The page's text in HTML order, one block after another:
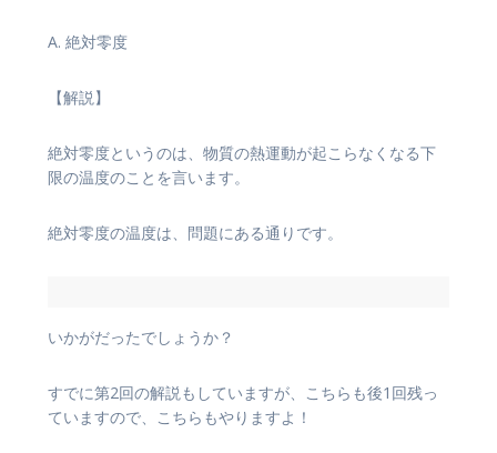
A. 絶対零度
【解説】
絶対零度というのは、物質の熱運動が起こらなくなる下
限の温度のことを言います。
絶対零度の温度は、問題にある通りです。
いかがだったでしょうか？
すでに第2回の解説もしていますが、こちらも後1回残っ
ていますので、こちらもやりますよ！